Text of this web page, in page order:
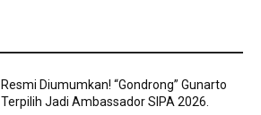
Resmi Diumumkan! “Gondrong” Gunarto
Terpilih Jadi Ambassador SIPA 2026.